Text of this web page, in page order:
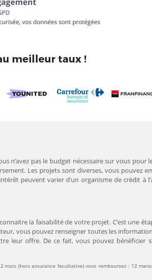
pas le budget nécessaire sur vous pour
Les projets sont diverses, vous pouvez
peuvent varier d’un organisme de crédit à
la faisabilité de votre projet. C’est une
vous pouvez renseigner toutes les
leur offre. De ce fait, vous pouvez bénéficier
(hors assurance facultative) vous remboursez : 12